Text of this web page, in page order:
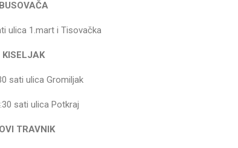
ulica 1.mart i Tisovačka
KISELJAK
sati ulica Gromiljak
sati ulica Potkraj
TRAVNIK